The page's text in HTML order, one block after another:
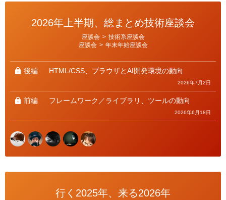
2026年上半期、総まとめ技術座談会
ー
座談会 > 技術系座談会
座談会 > 年末年始座談会
後編 HTML/CSS、ブラウザとAI開発環境の動向
2026年7月2日
前編 フレームワーク／ライブラリ、ツールの動向
2026年6月18日
行く2025年、来る2026年